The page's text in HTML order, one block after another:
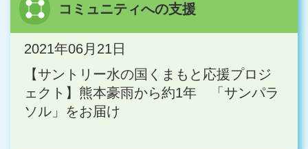
コミュニティへの支援
2021年06月21日
【サントリー水の国くまもと応援プロジ
ェクト】熊本豪雨から約1年 「サンパラ
ソル」をお届け